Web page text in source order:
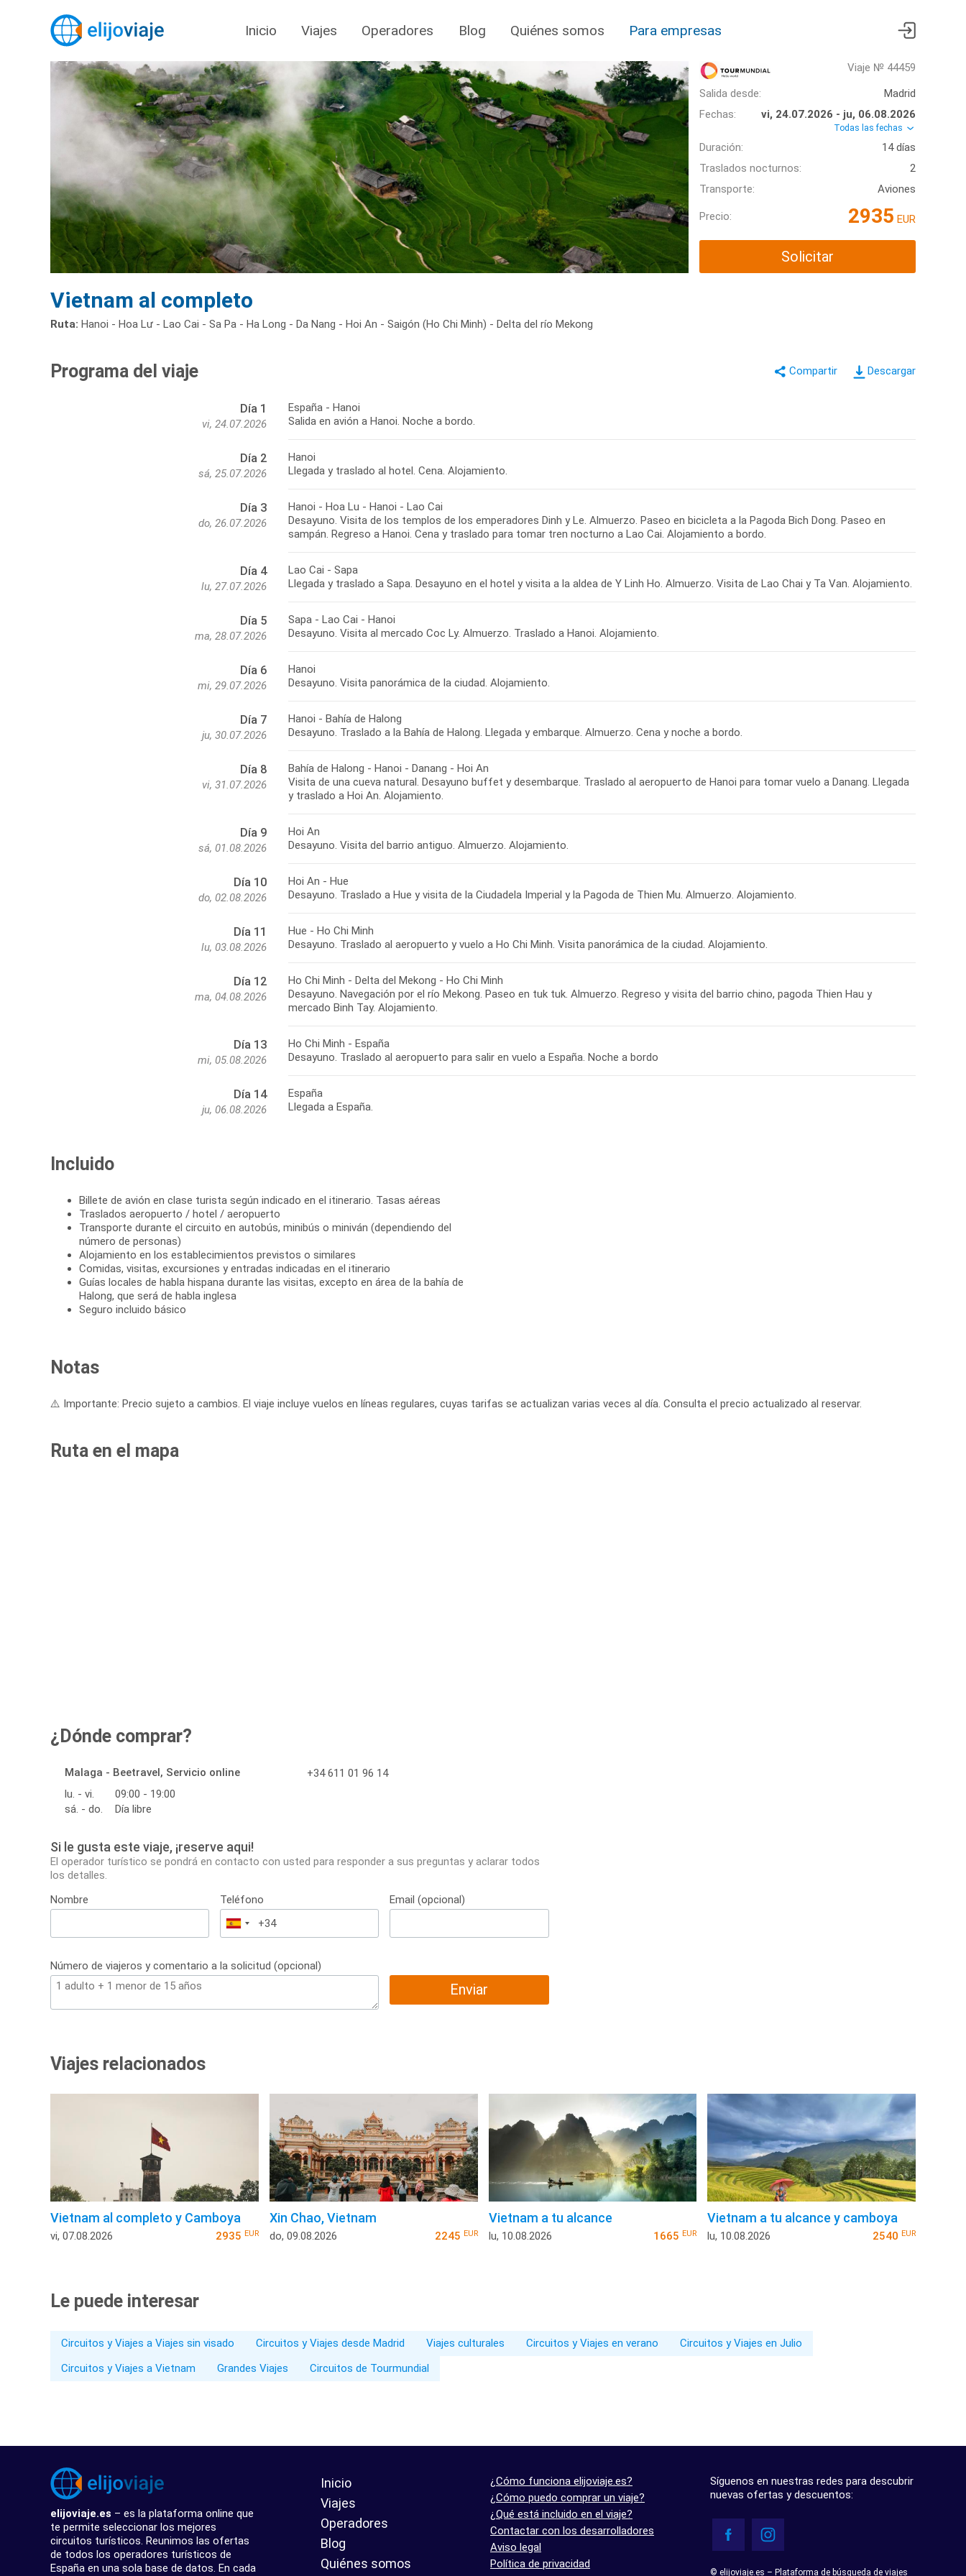
Inicio Viajes Operadores Blog Quiénes somos Para empresas
Viaje № 44459
Salida desde:
Madrid
Fechas:
vi, 24.07.2026 - ju, 06.08.2026
Todas las fechas
Duración:
14 días
Traslados nocturnos:
2
Transporte:
Aviones
Precio: 2935 EUR
Solicitar
Vietnam al completo
Ruta: Hanoi - Hoa Lư - Lao Cai - Sa Pa - Ha Long - Da Nang - Hoi An - Saigón (Ho Chi Minh) - Delta del río Mekong
Descargar
Programa del viaje
Día 1
vi, 24.07.2026
España - Hanoi
Salida en avión a Hanoi. Noche a bordo.
Día 2
sá, 25.07.2026
Hanoi
Llegada y traslado al hotel. Cena. Alojamiento.
Día 3
do, 26.07.2026
Hanoi - Hoa Lu - Hanoi - Lao Cai
Desayuno. Visita de los templos de los emperadores Dinh y Le. Almuerzo. Paseo en bicicleta a la Pagoda Bich Dong. Paseo en
sampán. Regreso a Hanoi. Cena y traslado para tomar tren nocturno a Lao Cai. Alojamiento a bordo.
Día 4
lu, 27.07.2026
Lao Cai - Sapa
Llegada y traslado a Sapa. Desayuno en el hotel y visita a la aldea de Y Linh Ho. Almuerzo. Visita de Lao Chai y Ta Van. Alojamiento.
Día 5
ma, 28.07.2026
Sapa - Lao Cai - Hanoi
Desayuno. Visita al mercado Coc Ly. Almuerzo. Traslado a Hanoi. Alojamiento.
Día 6
mi, 29.07.2026
Hanoi
Desayuno. Visita panorámica de la ciudad. Alojamiento.
Día 7
ju, 30.07.2026
Hanoi - Bahía de Halong
Desayuno. Traslado a la Bahía de Halong. Llegada y embarque. Almuerzo. Cena y noche a bordo.
Día 8
vi, 31.07.2026
Bahía de Halong - Hanoi - Danang - Hoi An
Visita de una cueva natural. Desayuno buffet y desembarque. Traslado al aeropuerto de Hanoi para tomar vuelo a Danang. Llegada
y traslado a Hoi An. Alojamiento.
Día 9
sá, 01.08.2026
Hoi An
Desayuno. Visita del barrio antiguo. Almuerzo. Alojamiento.
Día 10
do, 02.08.2026
Hoi An - Hue
Desayuno. Traslado a Hue y visita de la Ciudadela Imperial y la Pagoda de Thien Mu. Almuerzo. Alojamiento.
Día 11
lu, 03.08.2026
Hue - Ho Chi Minh
Desayuno. Traslado al aeropuerto y vuelo a Ho Chi Minh. Visita panorámica de la ciudad. Alojamiento.
Día 12
ma, 04.08.2026
Ho Chi Minh - Delta del Mekong - Ho Chi Minh
Desayuno. Navegación por el río Mekong. Paseo en tuk tuk. Almuerzo. Regreso y visita del barrio chino, pagoda Thien Hau y
mercado Binh Tay. Alojamiento.
Día 13
mi, 05.08.2026
Ho Chi Minh - España
Desayuno. Traslado al aeropuerto para salir en vuelo a España. Noche a bordo
Día 14
ju, 06.08.2026
España
Llegada a España.
Incluido
Billete de avión en clase turista según indicado en el itinerario. Tasas aéreas
Traslados aeropuerto / hotel / aeropuerto
Transporte durante el circuito en autobús, minibús o miniván (dependiendo del
número de personas)
Alojamiento en los establecimientos previstos o similares
Comidas, visitas, excursiones y entradas indicadas en el itinerario
Guías locales de habla hispana durante las visitas, excepto en área de la bahía de
Halong, que será de habla inglesa
Seguro incluido básico
Notas
⚠️ Importante: Precio sujeto a cambios. El viaje incluye vuelos en líneas regulares, cuyas tarifas se actualizan varias veces al día. Consulta el precio actualizado al reservar.
Ruta en el mapa
¿Dónde comprar?
Malaga - Beetravel, Servicio online
lu. - vi.
09:00 - 19:00
sá. - do.
Día libre
+34 611 01 96 14
Si le gusta este viaje, ¡reserve aqui!
El operador turístico se pondrá en contacto con usted para responder a sus preguntas y aclarar todos
los detalles.
Nombre
Teléfono
España
+34
Email (opcional)
Número de viajeros y comentario a la solicitud (opcional)
Enviar
Viajes relacionados
Vietnam al completo y Camboya
vi, 07.08.2026 2935 EUR
Xin Chao, Vietnam
do, 09.08.2026 2245 EUR
Vietnam a tu alcance
lu, 10.08.2026 1665EUR
Vietnam a tu alcance y camboya
lu, 10.08.2026 2540 EUR
Le puede interesar
Circuitos y Viajes a Viajes sin visado Circuitos y Viajes desde Madrid Viajes culturales Circuitos y Viajes en verano
Circuitos y Viajes en Julio
Circuitos y Viajes a Vietnam
Grandes Viajes Circuitos de Tourmundial
elijoviaje.es – es la plataforma online que
te permite seleccionar los mejores
circuitos turísticos. Reunimos las ofertas
de todos los operadores turísticos de
España en una sola base de datos. En cada
Inicio
Viajes
Operadores
Blog
Quiénes somos
¿Cómo funciona elijoviaje.es?
¿Cómo puedo comprar un viaje?
¿Qué está incluido en el viaje?
Contactar con los desarrolladores
Aviso legal
Política de privacidad
Síguenos en nuestras redes para descubrir
nuevas ofertas y descuentos:
© elijoviaje.es – Plataforma de búsqueda de viajes